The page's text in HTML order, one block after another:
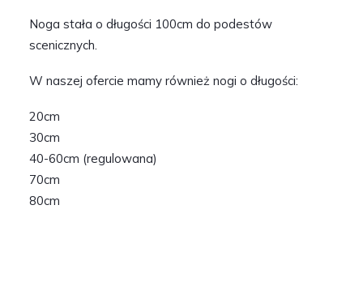
Noga stała o długości 100cm do podestów
scenicznych.
W naszej ofercie mamy również nogi o długości:
20cm
30cm
40-60cm (regulowana)
70cm
80cm